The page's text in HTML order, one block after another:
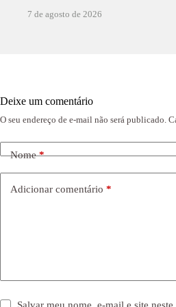
7 de agosto de 2026
Deixe um comentário
O seu endereço de e-mail não será publicado.
Nome*
Adicionar comentário *
Salvar meu nome, e-mail e site